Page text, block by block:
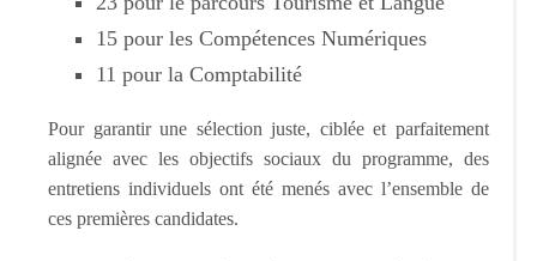
15 pour les Compétences Numériques
11 pour la Comptabilité
Pour garantir une sélection juste, ciblée et parfaitement
alignée avec les objectifs sociaux du programme, des
entretiens individuels ont été menés avec l’ensemble de
ces premières candidates.